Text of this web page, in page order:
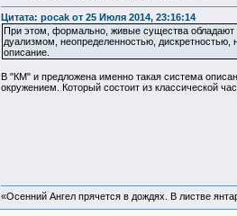
Цитата: pocak от 25 Июля 2014, 23:16:14
При этом, формально, живые существа обладают
дуализмом, неопределенностью, дискретностью,
описание.
В "КМ" и предложена именно такая система
окружением. Который состоит из классической
«Осенний Ангел прячется в дождях. В листве